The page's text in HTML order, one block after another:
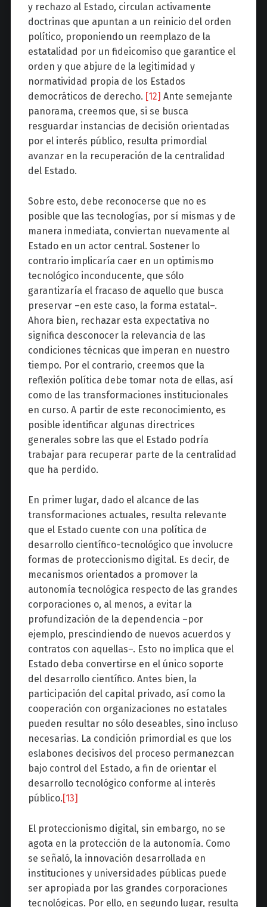
y rechazo al Estado, circulan activamente
doctrinas que apuntan a un reinicio del orden
político, proponiendo un reemplazo de la
estatalidad por un fideicomiso que garantice el
orden y que abjure de la legitimidad y
normatividad propia de los Estados
democráticos de derecho. [12] Ante semejante
panorama, creemos que, si se busca
resguardar instancias de decisión orientadas
por el interés público, resulta primordial
avanzar en la recuperación de la centralidad
del Estado.
Sobre esto, debe reconocerse que no es
posible que las tecnologías, por sí mismas y de
manera inmediata, conviertan nuevamente al
Estado en un actor central. Sostener lo
contrario implicaría caer en un optimismo
tecnológico inconducente, que sólo
garantizaría el fracaso de aquello que busca
preservar –en este caso, la forma estatal–.
Ahora bien, rechazar esta expectativa no
significa desconocer la relevancia de las
condiciones técnicas que imperan en nuestro
tiempo. Por el contrario, creemos que la
reflexión política debe tomar nota de ellas, así
como de las transformaciones institucionales
en curso. A partir de este reconocimiento, es
posible identificar algunas directrices
generales sobre las que el Estado podría
trabajar para recuperar parte de la centralidad
que ha perdido.
En primer lugar, dado el alcance de las
transformaciones actuales, resulta relevante
que el Estado cuente con una política de
desarrollo científico-tecnológico que involucre
formas de proteccionismo digital. Es decir, de
mecanismos orientados a promover la
autonomía tecnológica respecto de las grandes
corporaciones o, al menos, a evitar la
profundización de la dependencia –por
ejemplo, prescindiendo de nuevos acuerdos y
contratos con aquellas–. Esto no implica que el
Estado deba convertirse en el único soporte
del desarrollo científico. Antes bien, la
participación del capital privado, así como la
cooperación con organizaciones no estatales
pueden resultar no sólo deseables, sino incluso
necesarias. La condición primordial es que los
eslabones decisivos del proceso permanezcan
bajo control del Estado, a fin de orientar el
desarrollo tecnológico conforme al interés
público.[13]
El proteccionismo digital, sin embargo, no se
agota en la protección de la autonomía. Como
se señaló, la innovación desarrollada en
instituciones y universidades públicas puede
ser apropiada por las grandes corporaciones
tecnológicas. Por ello, en segundo lugar, resulta